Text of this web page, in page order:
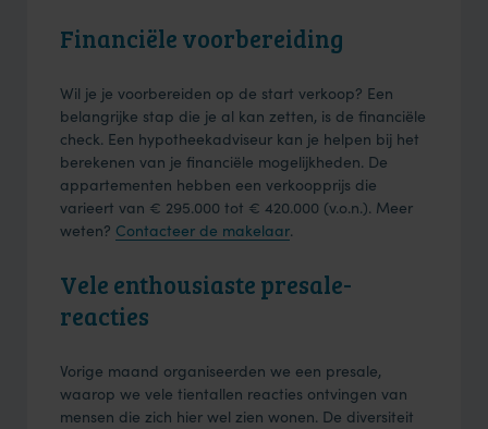
Financiële voorbereiding
Wil je je voorbereiden op de start verkoop? Een
belangrijke stap die je al kan zetten, is de financiële
check. Een hypotheekadviseur kan je helpen bij het
berekenen van je financiële mogelijkheden. De
appartementen hebben een verkoopprijs die
varieert van € 295.000 tot € 420.000 (v.o.n.). Meer
weten? Contacteer de makelaar.
Vele enthousiaste presale-
reacties
Vorige maand organiseerden we een presale,
waarop we vele tientallen reacties ontvingen van
mensen die zich hier wel zien wonen. De diversiteit